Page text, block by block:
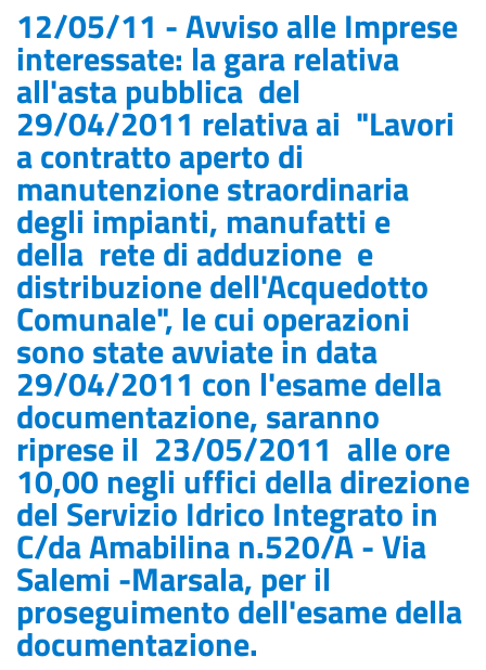
12/05/11 - Avviso alle Imprese
interessate: la gara relativa
all'asta pubblica del
29/04/2011 relativa ai "Lavori
a contratto aperto di
manutenzione straordinaria
degli impianti, manufatti e
della rete di adduzione e
distribuzione dell'Acquedotto
Comunale", le cui operazioni
sono state avviate in data
29/04/2011 con l'esame della
documentazione, saranno
riprese il 23/05/2011 alle ore
10,00 negli uffici della direzione
del Servizio Idrico Integrato in
C/da Amabilina n.520/A - Via
Salemi -Marsala, per il
proseguimento dell'esame della
documentazione.